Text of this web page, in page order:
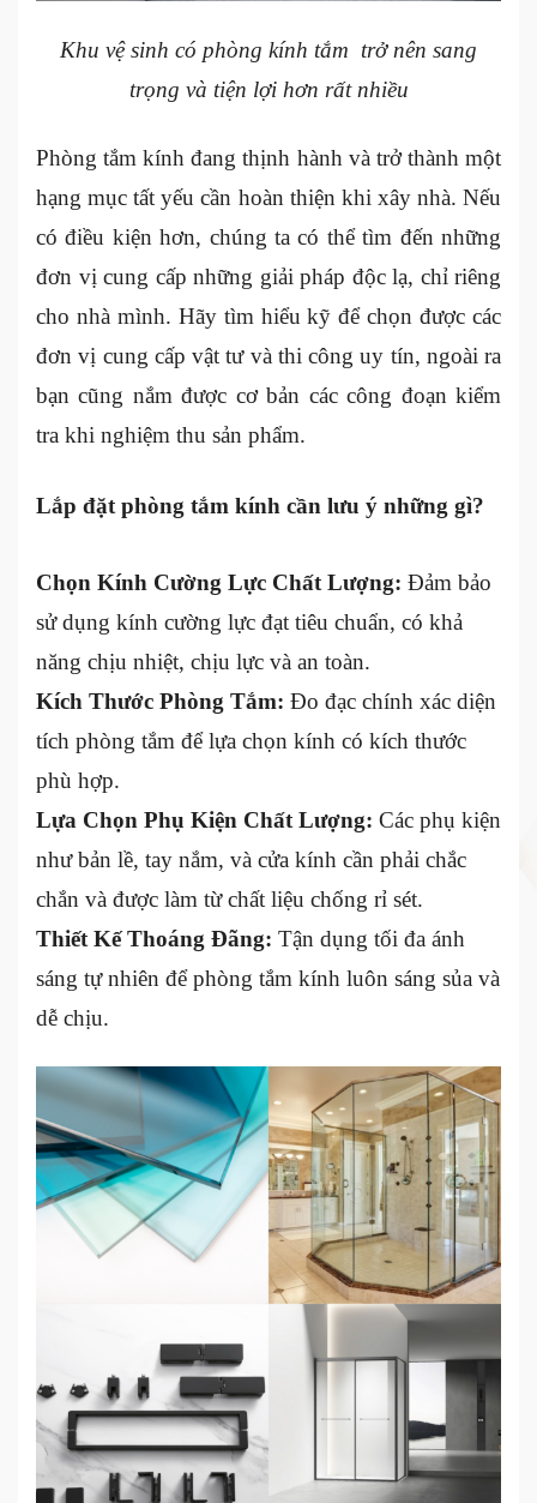
Khu vệ sinh có phòng kính tắm trở nên sang
trọng và tiện lợi hơn rất nhiều
Phòng tắm kính đang thịnh hành và trở thành một
hạng mục tất yếu cần hoàn thiện khi xây nhà. Nếu
có điều kiện hơn, chúng ta có thể tìm đến những
đơn vị cung cấp những giải pháp độc lạ, chỉ riêng
cho nhà mình. Hãy tìm hiểu kỹ để chọn được các
đơn vị cung cấp vật tư và thi công uy tín, ngoài ra
bạn cũng nắm được cơ bản các công đoạn kiểm
tra khi nghiệm thu sản phẩm.
Lắp đặt phòng tắm kính cần lưu ý những gì?
Chọn Kính Cường Lực Chất Lượng: Đảm bảo
sử dụng kính cường lực đạt tiêu chuẩn, có khả
năng chịu nhiệt, chịu lực và an toàn.
Kích Thước Phòng Tắm: Đo đạc chính xác diện
tích phòng tắm để lựa chọn kính có kích thước
phù hợp.
Lựa Chọn Phụ Kiện Chất Lượng: Các phụ kiện
như bản lề, tay nắm, và cửa kính cần phải chắc
chắn và được làm từ chất liệu chống rỉ sét.
Thiết Kế Thoáng Đãng: Tận dụng tối đa ánh
sáng tự nhiên để phòng tắm kính luôn sáng sủa và
dễ chịu.